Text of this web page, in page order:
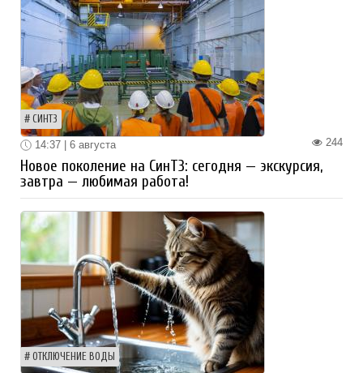
СИНТЗ
244
14:37 | 6 августа
Новое поколение на СинТЗ: сегодня — экскурсия,
завтра — любимая работа!
ОТКЛЮЧЕНИЕ ВОДЫ